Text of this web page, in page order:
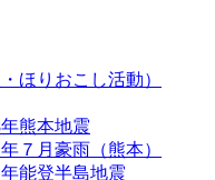
ほりおこし活動）
熊本地震
７月豪雨（熊本）
能登半島地震